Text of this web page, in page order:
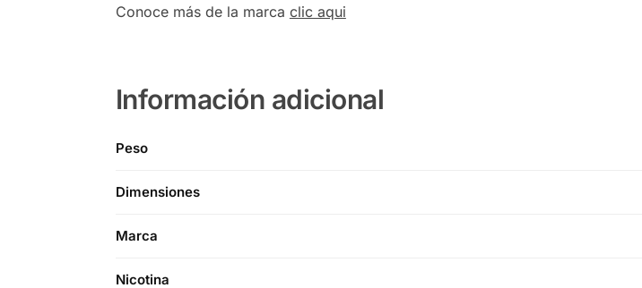
Conoce más de la marca clic aqui
Información adicional
Peso
Dimensiones
Marca
Nicotina